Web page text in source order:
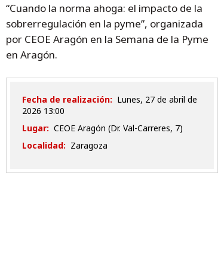
“Cuando la norma ahoga: el impacto de la
sobrerregulación en la pyme”, organizada
por CEOE Aragón en la Semana de la Pyme
en Aragón.
Fecha de realización: lunes, 27 de abril de
2026 13:00
Lugar: CEOE Aragón (Dr. Val-Carreres, 7)
Localidad: Zaragoza